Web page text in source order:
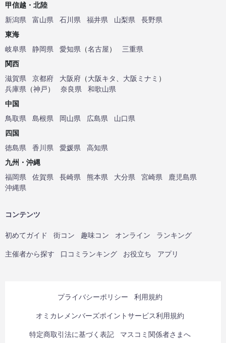
甲信越・北陸
新潟県
富山県 石川県 福井県 山梨県
長野県
東海
岐阜県
静岡県 愛知県 （名古屋）
三重県
関西
滋賀県
京都府 大阪府 （大阪キタ 大阪ミナミ ）
兵庫県 （神戸） 奈良県
和歌山県
中国
鳥取県
島根県 岡山県 広島県
山口県
四国
徳島県
香川県 愛媛県
高知県
九州・沖縄
福岡県
佐賀県 長崎県 熊本県 大分県 宮崎県
鹿児島県
沖縄県
コンテンツ
初めてガイド 街コン 趣味コン オンライン ランキング
主催者から探す 口コミランキング お役立ち アプリ
プライバシーポリシー 利用規約
オミカレメンバーズポイントサービス利用規約
特定商取引法に基づく表記 マスコミ関係者さまへ